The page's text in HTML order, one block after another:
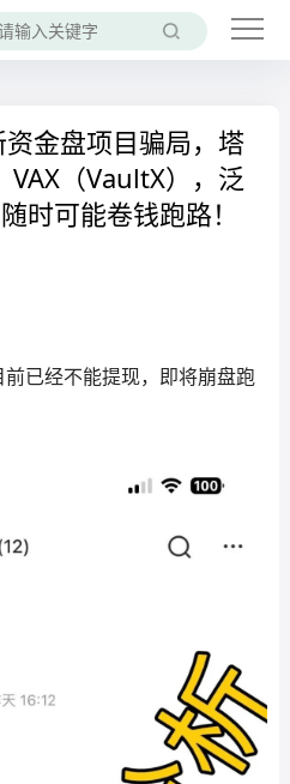
金盘项目骗局，塔
（VaultX），泛
时可能卷钱跑路！
已经不能提现，即将崩盘跑